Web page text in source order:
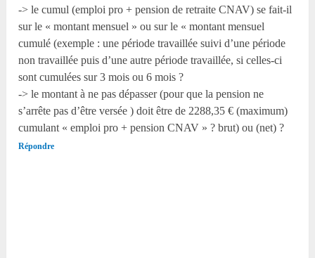
-> le cumul (emploi pro + pension de retraite CNAV) se fait-il
sur le « montant mensuel » ou sur le « montant mensuel
cumulé (exemple : une période travaillée suivi d’une période
non travaillée puis d’une autre période travaillée, si celles-ci
sont cumulées sur 3 mois ou 6 mois ?
-> le montant à ne pas dépasser (pour que la pension ne
s’arrête pas d’être versée ) doit être de 2288,35 € (maximum)
cumulant « emploi pro + pension CNAV » ? brut) ou (net) ?
Répondre